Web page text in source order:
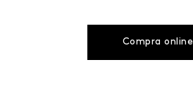
Compra online